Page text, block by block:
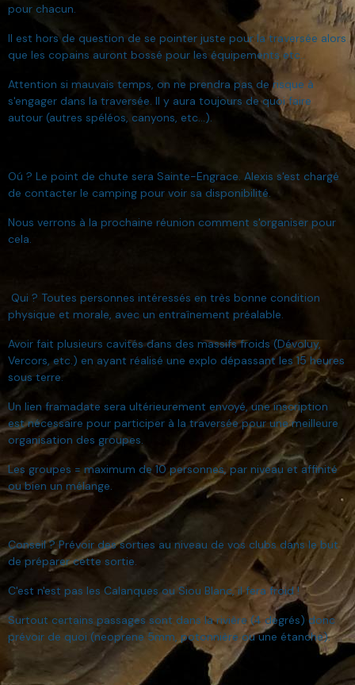
pour chacun.
Il est hors de question de se pointer juste pour la traversée alors
que les copains auront bossé pour les équipements etc..
Attention si mauvais temps, on ne prendra pas de risque à
s'engager dans la traversée. Il y aura toujours de quoi faire
autour (autres spéléos, canyons, etc...).
Oú ? Le point de chute sera Sainte-Engrace. Alexis s'est chargé
de contacter le camping pour voir sa disponibilité.
Nous verrons à la prochaine réunion comment s'organiser pour
cela.
Qui ? Toutes personnes intéressés en très bonne condition
physique et morale, avec un entraînement préalable.
Avoir fait plusieurs cavités dans des massifs froids (Dévoluy,
Vercors, etc.) en ayant réalisé une explo dépassant les 15 heures
sous terre.
Un lien framadate sera ultérieurement envoyé, une inscription
est nécessaire pour participer à la traversée pour une meilleure
organisation des groupes.
Les groupes = maximum de 10 personnes, par niveau et affinité
ou bien un mélange.
Conseil ? Prévoir des sorties au niveau de vos clubs dans le but
de préparer cette sortie.
C'est n'est pas les Calanques ou Siou Blanc, il fera froid !
Surtout certains passages sont dans la rivière (4 degrés) donc
prévoir de quoi (neoprene 5mm, potonnière ou une étanche).